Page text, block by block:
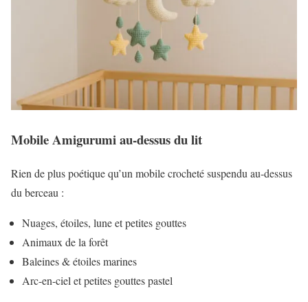
Mobile Amigurumi au-dessus du lit
Rien de plus poétique qu’un mobile crocheté suspendu au-dessus
du berceau :
Nuages, étoiles, lune et petites gouttes
Animaux de la forêt
Baleines & étoiles marines
Arc-en-ciel et petites gouttes pastel